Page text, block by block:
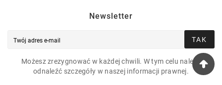
Newsletter
TAK
Możesz zrezygnować w każdej chwili. W tym celu należy
odnaleźć szczegóły w naszej informacji prawnej.